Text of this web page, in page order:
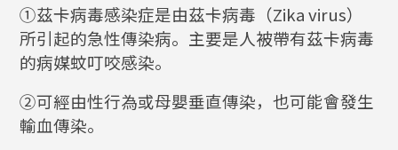
①茲卡病毒感染症是由茲卡病毒（Zika virus）
所引起的急性傳染病。主要是人被帶有茲卡病毒
的病媒蚊叮咬感染。
②可經由性行為或母嬰垂直傳染，也可能會發生
輸血傳染。